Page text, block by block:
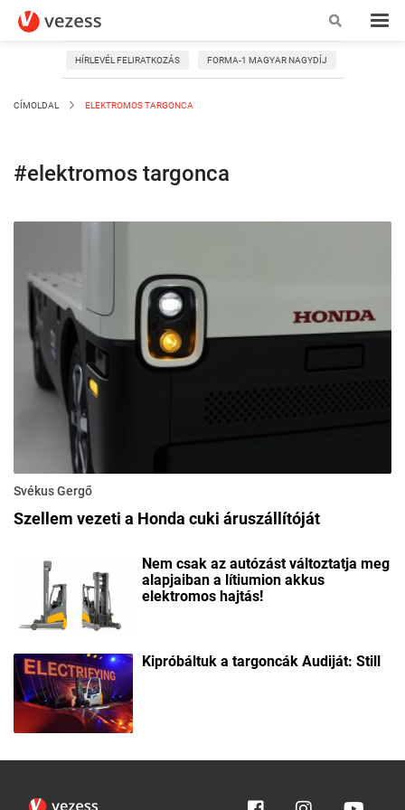
HÍRLEVÉL FELIRATKOZÁS FORMA-1 MAGYAR NAGYDÍJ
CÍMOLDAL ELEKTROMOS TARGONCA
#elektromos targonca
Svékus Gergő
Szellem vezeti a Honda cuki áruszállítóját
Nem csak az autózást változtatja meg
alapjaiban a lítiumion akkus
elektromos hajtás!
Kipróbáltuk a targoncák Audiját: Still